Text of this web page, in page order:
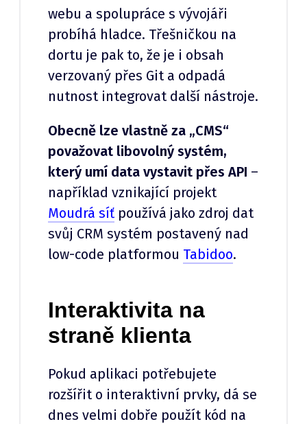
webu a spolupráce s vývojáři
probíhá hladce. Třešničkou na
dortu je pak to, že je i obsah
verzovaný přes Git a odpadá
nutnost integrovat další nástroje.
Obecně lze vlastně za „CMS“
považovat libovolný systém,
který umí data vystavit přes API –
například vznikající projekt
Moudrá síť používá jako zdroj dat
svůj CRM systém postavený nad
low-code platformou Tabidoo.
Interaktivita na
straně klienta
Pokud aplikaci potřebujete
rozšířit o interaktivní prvky, dá se
dnes velmi dobře použít kód na